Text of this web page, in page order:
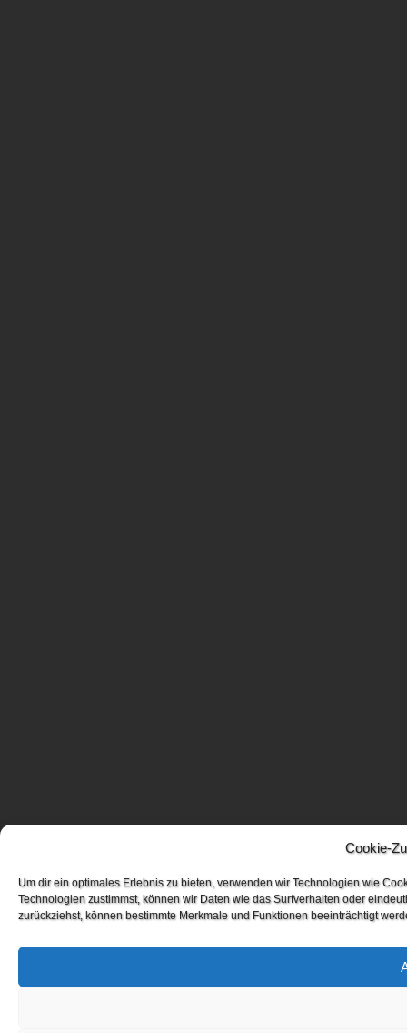
Cookie-
Um dir ein optimales Erlebnis zu bieten, verwenden wir Technologien wie
Technologien zustimmst, können wir Daten wie das Surfverhalten oder
zurückziehst, können bestimmte Merkmale und Funktionen beeinträchtigt